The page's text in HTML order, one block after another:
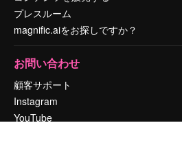
プレスルーム
magnific.aiをお探しですか？
お問い合わせ
顧客サポート
Instagram
YouTube